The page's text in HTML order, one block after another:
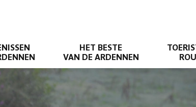
HET BESTE
VAN DE ARDENNEN